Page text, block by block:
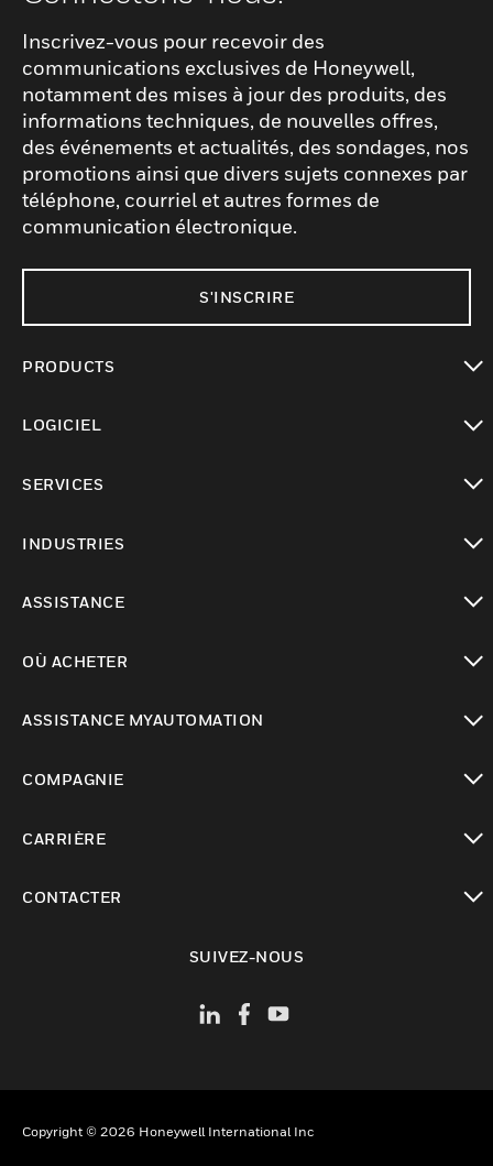
Inscrivez-vous pour recevoir des
communications exclusives de Honeywell,
notamment des mises à jour des produits, des
informations techniques, de nouvelles offres,
des événements et actualités, des sondages, nos
promotions ainsi que divers sujets connexes par
téléphone, courriel et autres formes de
communication électronique.
S'INSCRIRE
PRODUCTS
LOGICIEL
SERVICES
INDUSTRIES
ASSISTANCE
OÙ ACHETER
ASSISTANCE MYAUTOMATION
COMPAGNIE
CARRIÈRE
CONTACTER
SUIVEZ-NOUS
Copyright © 2026 Honeywell International Inc